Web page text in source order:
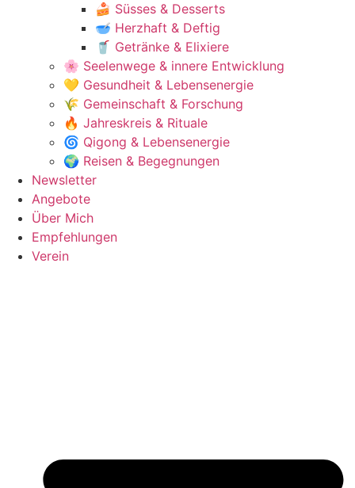
🍰 Süsses & Desserts
🥣 Herzhaft & Deftig
🥤 Getränke & Elixiere
🌸 Seelenwege & innere Entwicklung
💛 Gesundheit & Lebensenergie
🌾 Gemeinschaft & Forschung
🔥 Jahreskreis & Rituale
🌀 Qigong & Lebensenergie
🌍 Reisen & Begegnungen
Newsletter
Angebote
Über Mich
Empfehlungen
Verein